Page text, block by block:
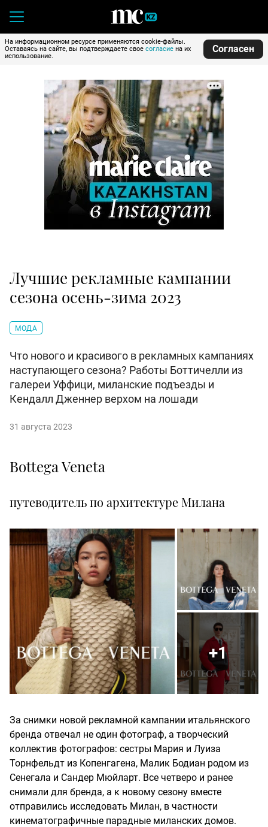
На информационном ресурсе применяются cookie-файлы.
Оставаясь на сайте, вы подтверждаете свое согласие на их
использование.
Согласен
Лучшие рекламные кампании
сезона осень-зима 2023
МОДА
Что нового и красивого в рекламных кампаниях
наступающего сезона? Работы Боттичелли из
галереи Уффици, миланские подъезды и
Кендалл Дженнер верхом на лошади
31 августа 2023
Bottega Veneta
путеводитель по архитектуре Милана
+1
За снимки новой рекламной кампании итальянского
бренда отвечал не один фотограф, а творческий
коллектив фотографов: сестры Мария и Луиза
Торнфельдт из Копенгагена, Малик Бодиан родом из
Сенегала и Сандер Мюйларт. Все четверо и ранее
снимали для бренда, а к новому сезону вместе
отправились исследовать Милан, в частности
кинематографичные парадные миланских домов.